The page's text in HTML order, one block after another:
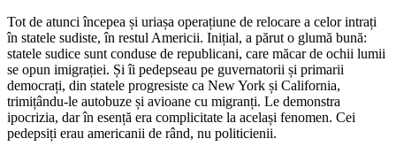
Tot de atunci începea și uriașa operațiune de relocare a celor intrați
în statele sudiste, în restul Americii. Inițial, a părut o glumă bună:
statele sudice sunt conduse de republicani, care măcar de ochii lumii
se opun imigrației. Și îi pedepseau pe guvernatorii și primarii
democrați, din statele progresiste ca New York și California,
trimițându-le autobuze și avioane cu migranți. Le demonstra
ipocrizia, dar în esență era complicitate la același fenomen. Cei
pedepsiți erau americanii de rând, nu politicienii.